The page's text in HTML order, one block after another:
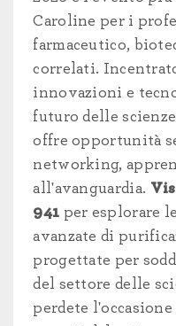
Caroline per i
farmaceutico,
correlati.
innovazioni e
futuro delle
offre opportunità
networking,
all'avanguardia.
941 per esplorare
avanzate di
progettate per
del settore delle
perdete